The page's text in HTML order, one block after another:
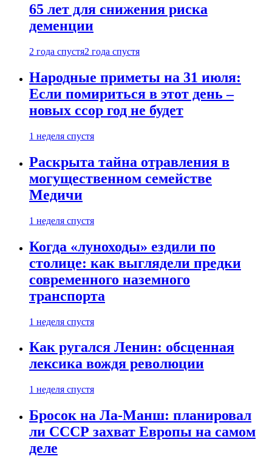
65 лет для снижения риска
деменции
2 года спустя2 года спустя
Народные приметы на 31 июля:
Если помириться в этот день –
новых ссор год не будет
1 неделя спустя
Раскрыта тайна отравления в
могущественном семействе
Медичи
1 неделя спустя
Когда «луноходы» ездили по
столице: как выглядели предки
современного наземного
транспорта
1 неделя спустя
Как ругался Ленин: обсценная
лексика вождя революции
1 неделя спустя
Бросок на Ла-Манш: планировал
ли СССР захват Европы на самом
деле